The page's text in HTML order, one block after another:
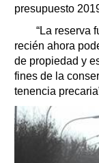
presupuesto
“La reserva
recién ahora
de propiedad y
fines de la
tenencia